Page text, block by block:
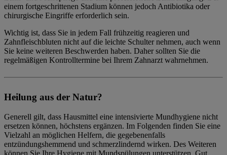
einem fortgeschrittenen Stadium können jedoch Antibiotika oder
chirurgische Eingriffe erforderlich sein.
Wichtig ist, dass Sie in jedem Fall frühzeitig reagieren und
Zahnfleischbluten nicht auf die leichte Schulter nehmen, auch wenn
Sie keine weiteren Beschwerden haben. Daher sollten Sie die
regelmäßigen Kontrolltermine bei Ihrem Zahnarzt wahrnehmen.
Heilung aus der Natur?
Generell gilt, dass Hausmittel eine intensivierte Mundhygiene nicht
ersetzen können, höchstens ergänzen. Im Folgenden finden Sie eine
Vielzahl an möglichen Helfern, die gegebenenfalls
entzündungshemmend und schmerzlindernd wirken. Des Weiteren
können Sie Ihre Hygiene mit Mundspülungen unterstützen. Gut